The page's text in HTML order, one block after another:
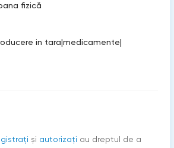
fizică
in tara|medicamente|
şi autorizați au dreptul de a